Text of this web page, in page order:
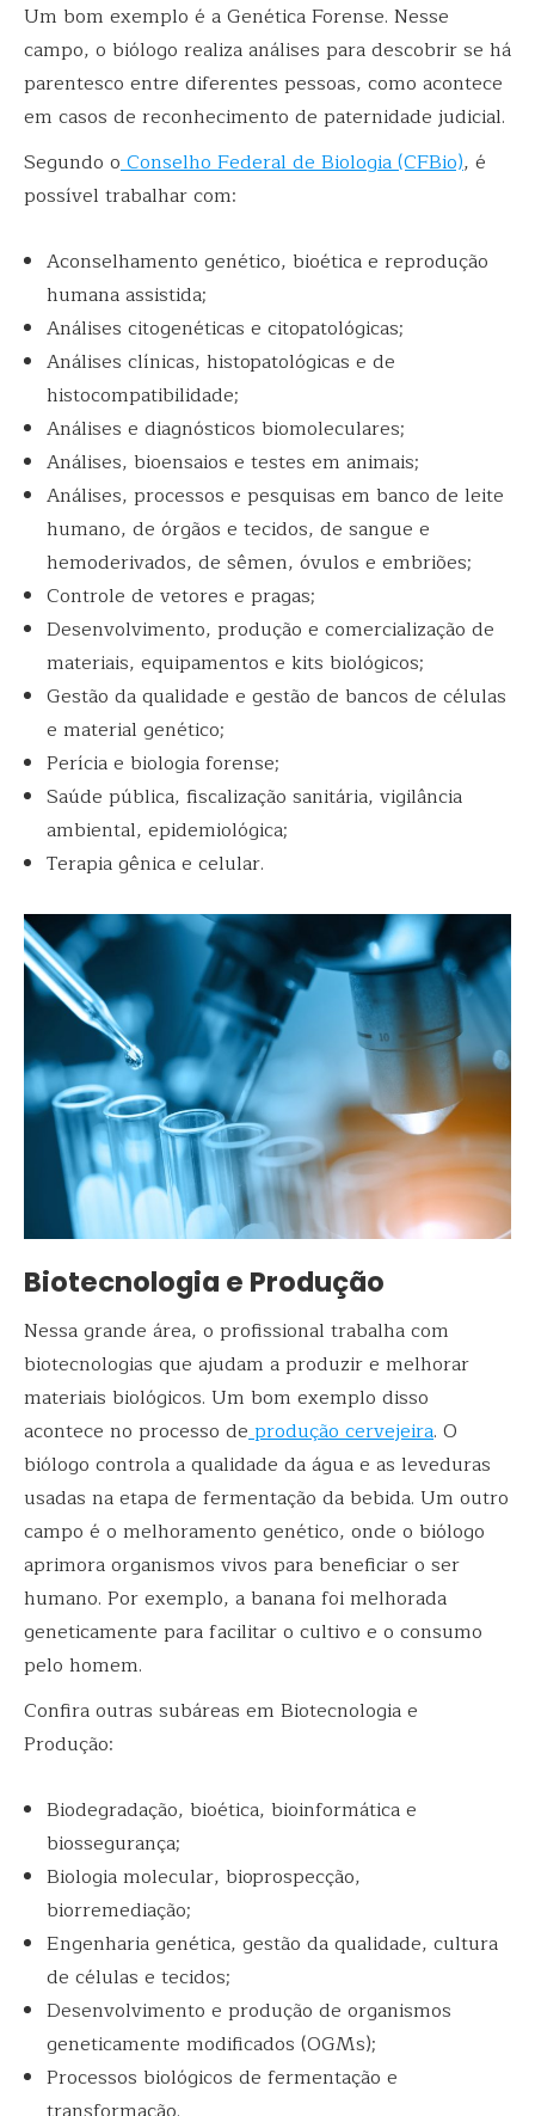
Um bom exemplo é a Genética Forense. Nesse
campo, o biólogo realiza análises para descobrir se há
parentesco entre diferentes pessoas, como acontece
em casos de reconhecimento de paternidade judicial.
Segundo o Conselho Federal de Biologia (CFBio), é
possível trabalhar com:
Aconselhamento genético, bioética e reprodução
humana assistida;
Análises citogenéticas e citopatológicas;
Análises clínicas, histopatológicas e de
histocompatibilidade;
Análises e diagnósticos biomoleculares;
Análises, bioensaios e testes em animais;
Análises, processos e pesquisas em banco de leite
humano, de órgãos e tecidos, de sangue e
hemoderivados, de sêmen, óvulos e embriões;
Controle de vetores e pragas;
Desenvolvimento, produção e comercialização de
materiais, equipamentos e kits biológicos;
Gestão da qualidade e gestão de bancos de células
e material genético;
Perícia e biologia forense;
Saúde pública, fiscalização sanitária, vigilância
ambiental, epidemiológica;
Terapia gênica e celular.
Biotecnologia e Produção
Nessa grande área, o profissional trabalha com
biotecnologias que ajudam a produzir e melhorar
materiais biológicos. Um bom exemplo disso
acontece no processo de produção cervejeira. O
biólogo controla a qualidade da água e as leveduras
usadas na etapa de fermentação da bebida. Um outro
campo é o melhoramento genético, onde o biólogo
aprimora organismos vivos para beneficiar o ser
humano. Por exemplo, abanana foi melhorada
geneticamente para facilitar o cultivo e o consumo
pelo homem.
Confira outras subáreas em Biotecnologia e
Produção:
Biodegradação, bioética, bioinformática e
biossegurança;
Biologia molecular, bioprospecção,
biorremediação;
Engenharia genética, gestão da qualidade, cultura
de células e tecidos;
Desenvolvimento e produção de organismos
geneticamente modificados (OGMs);
Processos biológicos de fermentação e